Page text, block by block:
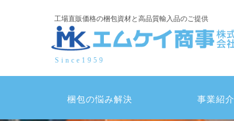
工場直販価格の梱包資材と高品質輸入品のご提供
Since1959
梱包の悩み解決 事業紹介